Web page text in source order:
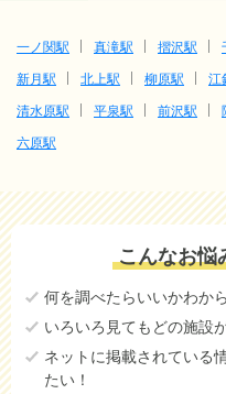
一ノ関駅 真滝駅 摺沢駅
新月駅
北上駅 柳原駅 江
清水原駅
平泉駅 前沢駅
六原駅
こんなお悩
何を調べたらいいかわか
いろいろ見てもどの施設
ネットに掲載されている
たい！